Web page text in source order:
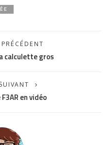
calculette gros
en vidéo